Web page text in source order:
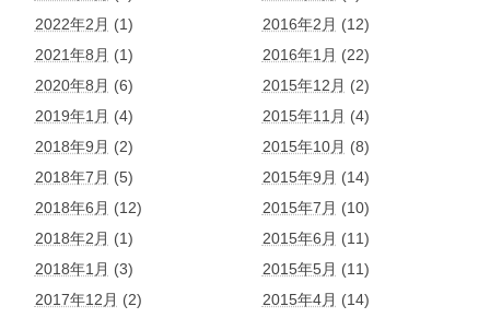
2022年2月 (1)
2021年8月 (1)
2020年8月 (6)
2019年1月 (4)
2018年9月 (2)
2018年7月 (5)
2018年6月 (12)
2018年2月 (1)
2018年1月 (3)
2017年12月 (2)
2016年2月 (12)
2016年1月 (22)
2015年12月 (2)
2015年11月 (4)
2015年10月 (8)
2015年9月 (14)
2015年7月 (10)
2015年6月 (11)
2015年5月 (11)
2015年4月 (14)